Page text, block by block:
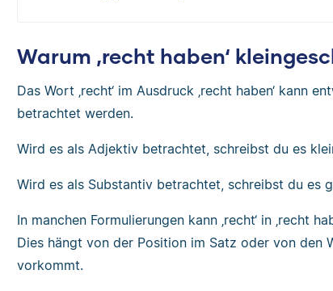
Warum ‚recht haben‘
Das Wort ‚recht‘ im Ausdruck ‚recht haben‘ kann
betrachtet werden.
Wird es als Adjektiv betrachtet, schreibst du es
Wird es als Substantiv betrachtet, schreibst du es
In manchen Formulierungen kann ‚recht‘ in ‚recht
Dies hängt von der Position im Satz oder von den
vorkommt.